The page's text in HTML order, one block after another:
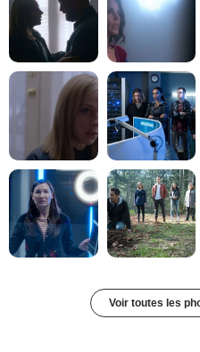
Voir toutes les